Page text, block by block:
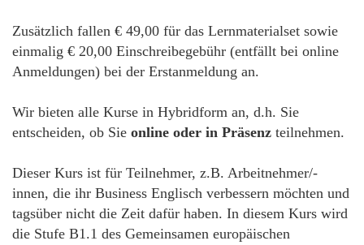
Zusätzlich fallen € 49,00 für das Lernmaterialset sowie
einmalig € 20,00 Einschreibegebühr (entfällt bei online
Anmeldungen) bei der Erstanmeldung an.
Wir bieten alle Kurse in Hybridform an, d.h. Sie
entscheiden, ob Sie online oder in Präsenz teilnehmen.
Dieser Kurs ist für Teilnehmer, z.B. Arbeitnehmer/-
innen, die ihr Business Englisch verbessern möchten und
tagsüber nicht die Zeit dafür haben. In diesem Kurs wird
die Stufe B1.1 des Gemeinsamen europäischen